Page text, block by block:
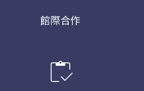
館際合作
inventory